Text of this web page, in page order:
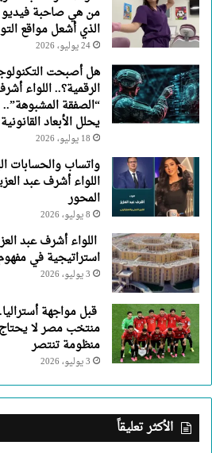
من هي صاحبة فيديو
الذي أشعل مواقع
24 يوليو، 2026
هل أصبحت
الرقمية؟.. اللواء
“الصفقة
يحلل الأبعاد القانونية
18 يوليو، 2026
واتساب والحسابات
اللواء أشرف عبد
المحور
8 يوليو، 2026
اللواء أشرف عبد
استراتيجية في
3 يوليو، 2026
قبل مواجهة
منتخب مصر لا يحتاج
منظومة تنتصر
3 يوليو، 2026
الأكثر تعليقاً